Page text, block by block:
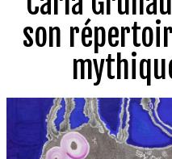
son